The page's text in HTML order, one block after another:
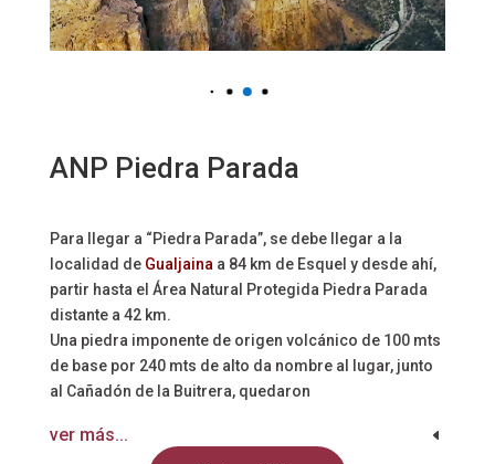
ANP Piedra Parada
Para llegar a “Piedra Parada”, se debe llegar a la
localidad de Gualjaina a 84km de Esquel y desde ahí,
partir hasta el Área Natural Protegida Piedra Parada
distante a 42 km.
Una piedra imponente de origen vo cánico de 100 mts
de base por 240 mts de alto da nombre al lugar, junto
al Cañadón de la Buitrera, quedaron
ver más...